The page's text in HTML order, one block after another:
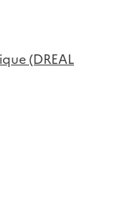
(DREAL